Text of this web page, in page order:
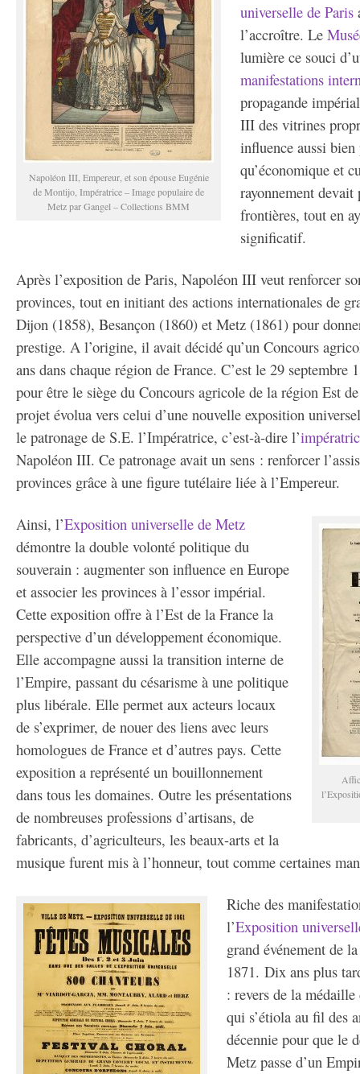
Napoléon III, Empereur, et son épouse Eugénie
de Montijo, Impératrice – Image populaire de
Metz par Gangel – Collections BMM
universelle de Paris
l’accroître. Le
lumière ce souci
manifestations
propagande
III des vitrines
influence aussi
qu’économique et
rayonnement devait
frontières, tout en
significatif.
Après l’exposition de Paris, Napoléon III veut renforcer
provinces, tout en initiant des actions internationales de
Dijon (1858), Besançon (1860) et Metz (1861) pour
prestige. A l’origine, il avait décidé qu’un Concours
ans dans chaque région de France. C’est le 29
pour être le siège du Concours agricole de la région Est
projet évolua vers celui d’une nouvelle exposition
le patronage de S.E. l’Impératrice, c’est-à-dire l’
Napoléon III. Ce patronage avait un sens : renforcer
provinces grâce à une figure tutélaire liée à l’Empereur.
Ainsi, l’Exposition universelle de Metz
démontre la double volonté politique du
souverain : augmenter son influence en Europe
et associer les provinces à l’essor impérial.
Cette exposition offre à l’Est de la France la
perspective d’un développement économique.
Elle accompagne aussi la transition interne de
l’Empire, passant du césarisme à une politique
plus libérale. Elle permet aux acteurs locaux
de s’exprimer, de nouer des liens avec leurs
homologues de France et d’autres pays. Cette
exposition a représenté un bouillonnement
dans tous les domaines. Outre les présentations
de nombreuses professions d’artisans, de
fabricants, d’agriculteurs, les beaux-arts et la
musique furent mis à l’honneur, tout comme certaines
Riche des
l’Exposition
grand événement de
1871. Dix ans plus
: revers de la
qui s’étiola au fil des
décennie pour que le
Metz passe d’un